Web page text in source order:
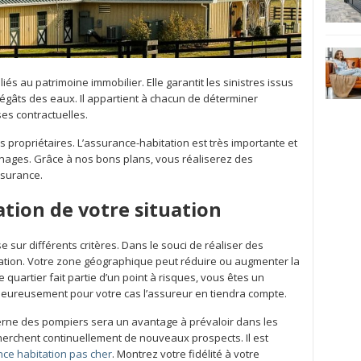
au patrimoine immobilier. Elle garantit les sinistres issus
des eaux. Il appartient à chacun de déterminer
contractuelles.
propriétaires. L’assurance-habitation est très importante et
Grâce à nos bons plans, vous réaliserez des
de votre situation
sur différents critères. Dans le souci de réaliser des
Votre zone géographique peut réduire ou augmenter la
quartier fait partie d’un point à risques, vous êtes un
pour votre cas l’assureur en tiendra compte.
des pompiers sera un avantage à prévaloir dans les
continuellement de nouveaux prospects. Il est
habitation pas cher. Montrez votre fidélité à votre